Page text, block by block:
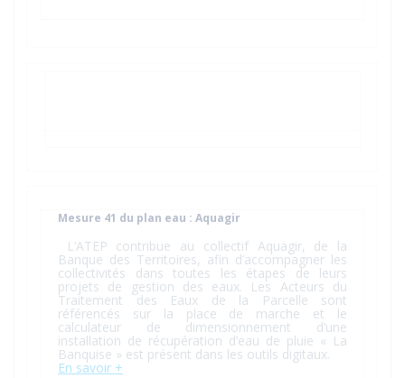
Mesure 41 du plan eau : Aquagir
L’ATEP contribue au collectif Aquagir, de la
Banque des Territoires, afin d’accompagner les
collectivités dans toutes les étapes de leurs
projets de gestion des eaux. Les Acteurs du
Traitement des Eaux de la Parcelle sont
référencés sur la place de marche et le
calculateur de dimensionnement d’une
installation de récupération d’eau de pluie « La
Banquise » est présent dans les outils digitaux.
En savoir +